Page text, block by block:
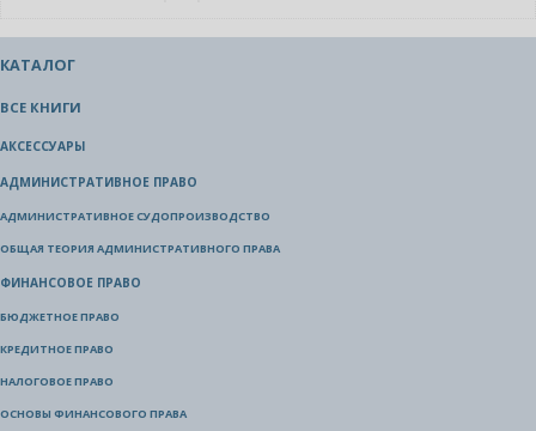
КАТАЛОГ
ВСЕ КНИГИ
АКСЕССУАРЫ
АДМИНИСТРАТИВНОЕ ПРАВО
АДМИНИСТРАТИВНОЕ СУДОПРОИЗВОДСТВО
ОБЩАЯ ТЕОРИЯ АДМИНИСТРАТИВНОГО ПРАВА
ФИНАНСОВОЕ ПРАВО
БЮДЖЕТНОЕ ПРАВО
КРЕДИТНОЕ ПРАВО
НАЛОГОВОЕ ПРАВО
ОСНОВЫ ФИНАНСОВОГО ПРАВА